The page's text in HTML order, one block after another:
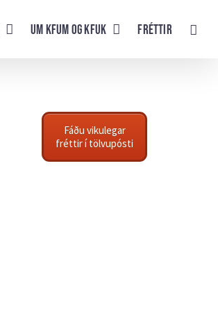
UM KFUM og KFUK Fréttir
Fáðu vikulegar
fréttir í tölvupósti